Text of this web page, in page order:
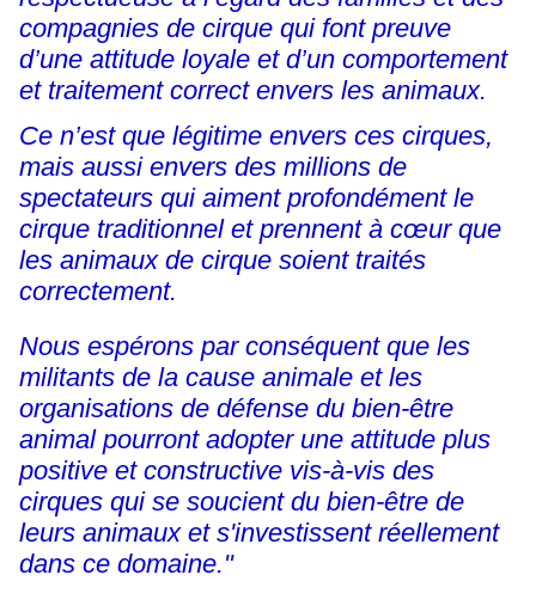
compagnies de cirque qui font preuve
d’une attitude loyale et d’un comportement
et traitement correct envers les animaux.
Ce n’est que légitime envers ces cirques,
mais aussi envers des millions de
spectateurs qui aiment profondément le
cirque traditionnel et prennent à cœur que
les animaux de cirque soient traités
correctement.
Nous espérons par conséquent que les
militants de la cause animale et les
organisations de défense du bien-être
animal pourront adopter une attitude plus
positive et constructive vis-à-vis des
cirques qui se soucient du bien-être de
leurs animaux et s'investissent réellement
dans ce domaine."